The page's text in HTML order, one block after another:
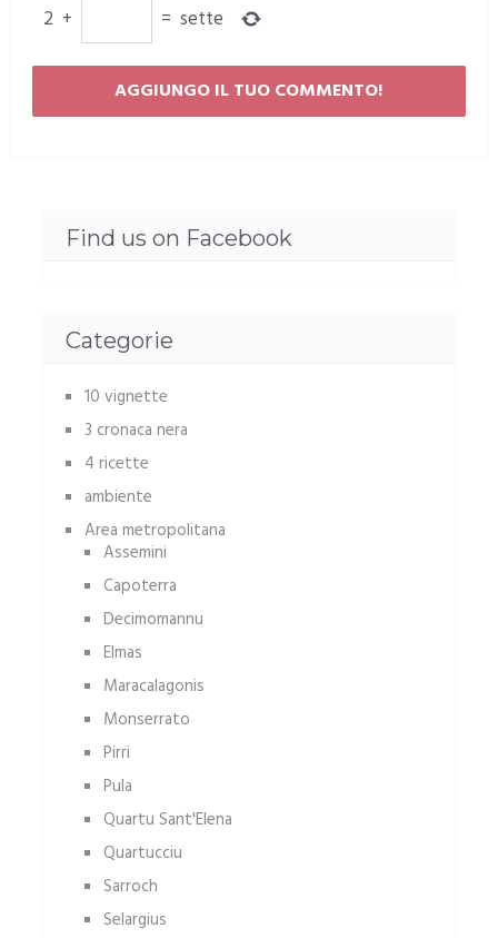
2 + = sette
Find us on Facebook
Categorie
10 vignette
3 cronaca nera
4 ricette
ambiente
Area metropolitana
Assemini
Capoterra
Decimomannu
Elmas
Maracalagonis
Monserrato
Pirri
Pula
Quartu Sant'Elena
Quartucciu
Sarroch
Selargius